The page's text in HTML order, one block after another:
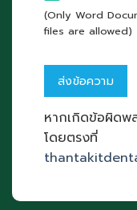
(Only Word
files are allowed)
หากเกิดข้อผิดพ
โดยตรงที่